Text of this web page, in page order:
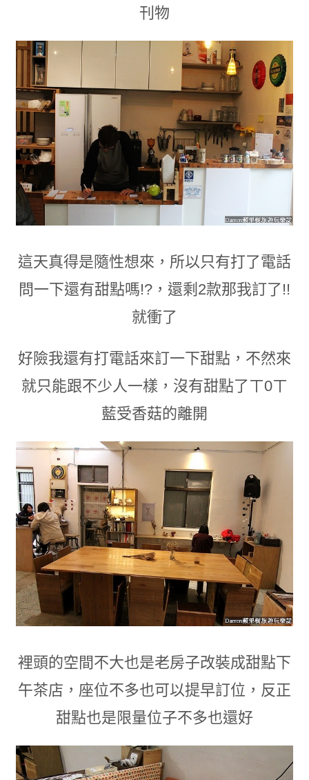
刊物
這天真得是隨性想來 ， 所以只有打了電話
問一下還有甜點嗎!?， 還剩2款那我訂了!!
就衝了
好險我還有打電話來訂一下甜點， 不然來
就只能跟不少人一樣 ， 沒有甜點了ㄒ0ㄒ
藍受香菇的離開
裡頭的空間不大也是老房子改裝成甜點下
午茶店 ， 座位不多也可以提早訂位 ， 反正
甜點也是限量位子不多也還好